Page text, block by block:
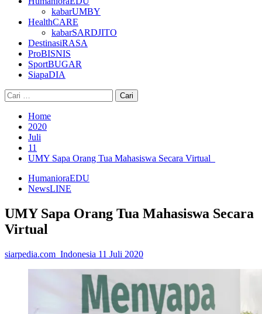
kabarUMBY
HealthCARE
kabarSARDJITO
DestinasiRASA
ProBISNIS
SportBUGAR
SiapaDIA
Cari
untuk:
Home
2020
Juli
11
UMY Sapa Orang Tua Mahasiswa Secara Virtual
HumanioraEDU
NewsLINE
UMY Sapa Orang Tua Mahasiswa Secara
Virtual
siarpedia.com_Indonesia 11 Juli 2020